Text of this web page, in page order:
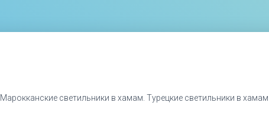
Марокканские светильники в хамам. Турецкие светильники в хамам